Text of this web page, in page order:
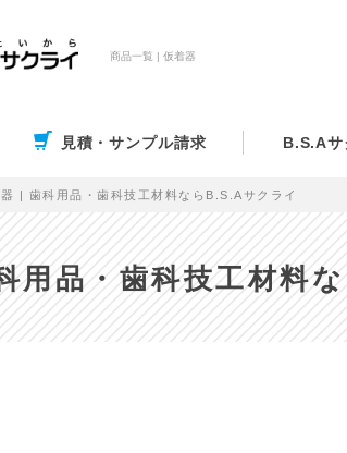
商品一覧 | 仮着器
見積・サンプル請求 B.S.Aサ
| 歯科用品・歯科技工材料ならB.S.Aサクライ
用品・歯科技工材料